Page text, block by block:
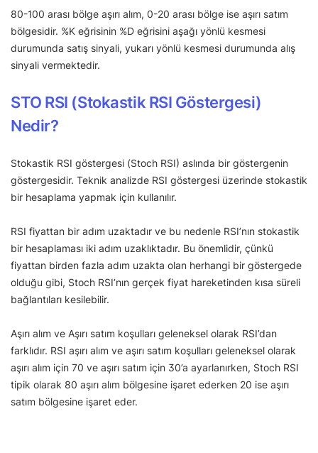
80-100 arası bölge aşırı alım, 0-20 arası bölge ise aşırı satım
bölgesidir. %K eğrisinin %D eğrisini aşağı yönlü kesmesi
durumunda satış sinyali, yukarı yönlü kesmesi durumunda alış
sinyali vermektedir.
STO RSI (Stokastik RSI Göstergesi)
Nedir?
Stokastik RSI göstergesi (Stoch RSI) aslında bir göstergenin
göstergesidir. Teknik analizde RSI göstergesi üzerinde stokastik
bir hesaplama yapmak için kullanılır.
RSI fiyattan bir adım uzaktadır ve bu nedenle RSI’nın stokastik
bir hesaplaması iki adım uzaklıktadır. Bu önemlidir, çünkü
fiyattan birden fazla adım uzakta olan herhangi bir göstergede
olduğu gibi, Stoch RSI’nın gerçek fiyat hareketinden kısa süreli
bağlantıları kesilebilir.
Aşırı alım ve Aşırı satım koşulları geleneksel olarak RSI’dan
farklıdır. RSI aşırı alım ve aşırı satım koşulları geleneksel olarak
aşırı alım için 70 ve aşırı satım için 30’a ayarlanırken, Stoch RSI
tipik olarak 80 aşırı alım bölgesine işaret ederken 20 ise aşırı
satım bölgesine işaret eder.